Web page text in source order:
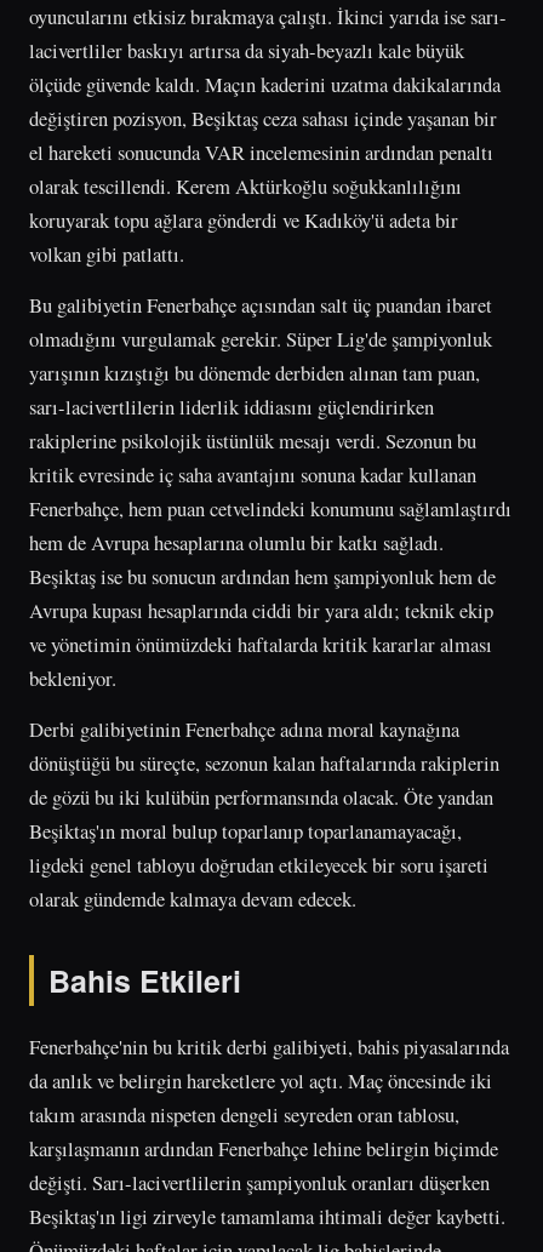
oyuncularını etkisiz bırakmaya çalıştı. İkinci yarıda ise sarı-
lacivertliler baskıyı artırsa da siyah-beyazlı kale büyük
ölçüde güvende kaldı. Maçın kaderini uzatma dakikalarında
değiştiren pozisyon, Beşiktaş ceza sahası içinde yaşanan bir
el hareketi sonucunda VAR incelemesinin ardından penaltı
olarak tescillendi. Kerem Aktürkoğlu soğukkanlılığını
koruyarak topu ağlara gönderdi ve Kadıköy'ü adeta bir
volkan gibi patlattı.
Bu galibiyetin Fenerbahçe açısından salt üç puandan ibaret
olmadığını vurgulamak gerekir. Süper Lig'de şampiyonluk
yarışının kızıştığı bu dönemde derbiden alınan tam puan,
sarı-lacivertlilerin liderlik iddiasını güçlendirirken
rakiplerine psikolojik üstünlük mesajı verdi. Sezonun bu
kritik evresinde iç saha avantajını sonuna kadar kullanan
Fenerbahçe, hem puan cetvelindeki konumunu sağlamlaştırdı
hem de Avrupa hesaplarına olumlu bir katkı sağladı.
Beşiktaş ise bu sonucun ardından hem şampiyonluk hem de
Avrupa kupası hesaplarında ciddi bir yara aldı; teknik ekip
ve yönetimin önümüzdeki haftalarda kritik kararlar alması
bekleniyor.
Derbi galibiyetinin Fenerbahçe adına moral kaynağına
dönüştüğü bu süreçte, sezonun kalan haftalarında rakiplerin
de gözü bu iki kulübün performansında olacak. Öte yandan
Beşiktaş'ın moral bulup toparlanıp toparlanamayacağı,
ligdeki genel tabloyu doğrudan etkileyecek bir soru işareti
olarak gündemde kalmaya devam edecek.
Bahis Etkileri
Fenerbahçe'nin bu kritik derbi galibiyeti, bahis piyasalarında
da anlık ve belirgin hareketlere yol açtı. Maç öncesinde iki
takım arasında nispeten dengeli seyreden oran tablosu,
karşılaşmanın ardından Fenerbahçe lehine belirgin biçimde
değişti. Sarı-lacivertlilerin şampiyonluk oranları düşerken
Beşiktaş'ın ligi zirveyle tamamlama ihtimali değer kaybetti.